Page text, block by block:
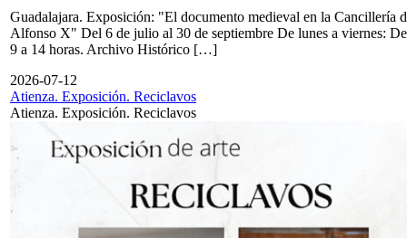
Guadalajara. Exposición: "El documento medieval en la Cancillería
Alfonso X" Del 6 de julio al 30 de septiembre De lunes a viernes: De
9 a 14 horas. Archivo Histórico […]
2026-07-12
Atienza. Exposición. Reciclavos
Atienza. Exposición. Reciclavos